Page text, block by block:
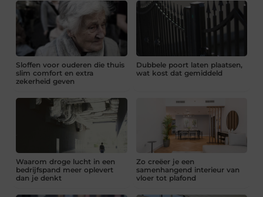
Sloffen voor ouderen die thuis
slim comfort en extra
zekerheid geven
Dubbele poort laten plaatsen,
wat kost dat gemiddeld
Waarom droge lucht in een
bedrijfspand meer oplevert
dan je denkt
Zo creëer je een
samenhangend interieur van
vloer tot plafond